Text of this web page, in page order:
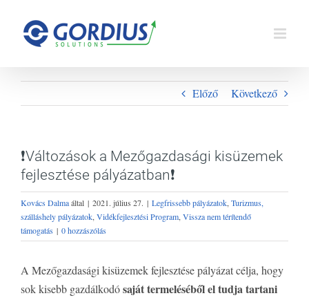
Előző Következő
❗️Változások a Mezőgazdasági kisüzemek
fejlesztése pályázatban❗️
Kovács Dalmaáltal | 2021. július 27. | Legfrissebb pályázatok Turizmus,
szálláshely pályázatok Vidékfejlesztési Program Vissza nem térítendő
támogatás | 0 hozzászólás
A Mezőgazdasági kisüzemek fejlesztése pályázat célja, hogy
sok kisebb gazdálkodósaját termeléséből el tudja tartani